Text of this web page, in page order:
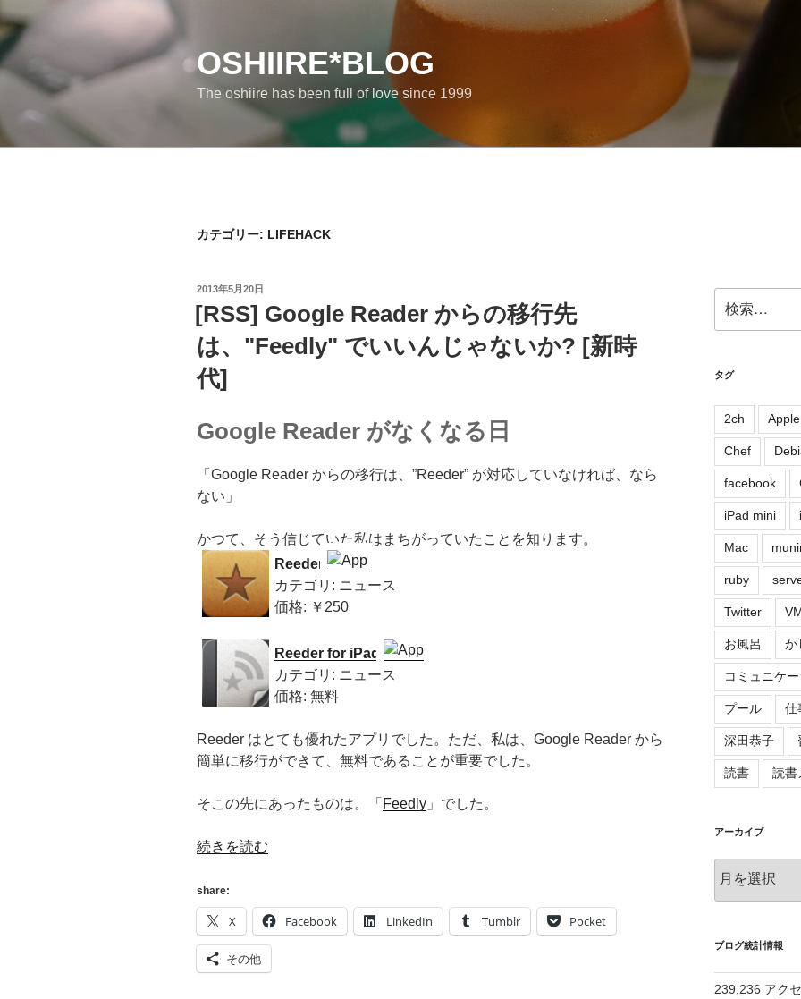
コ
ン
テ
ン
ス
OSHIIRE*BLOG
The oshiire has been full of love since 1999
カテゴリー: LIFEHACK
投
日:
2013年5月20日
[RSS] Google Reader からの移行先
は、"Feedly" でいいんじゃないか? [新時
代]
Google Reader がなくなる日
「Google Reader からの移行は、”Reeder” が対応していなければ、なら
ない」
かつて、そう信じていた私はまちがっていたことを知ります。
Reeder
カテゴリ: ニュース
価格: ￥250
Reeder for iPad
カテゴリ: ニュース
価格: 無料
Reeder はとても優れたアプリでした。ただ、私は、Google Reader から
簡単に移行ができて、無料であることが重要でした。
そこの先にあったものは。「 Feedly 」でした。
“[RSS]
Reader
か
ら
の
移
続きを読む
share:
X Facebook LinkedIn Tumblr Pocket
その他
索:
タグ
2ch Apple
Chef
facebook
iPad mini
Mac
ruby
Twitter
お風呂 か
コミュニケ
プール 仕
深田恭子
読書 読書
アーカイブ
ー
ブ
ブログ統計情報
239,236 アク